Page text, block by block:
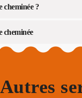
cheminée ?
cheminée
Autres